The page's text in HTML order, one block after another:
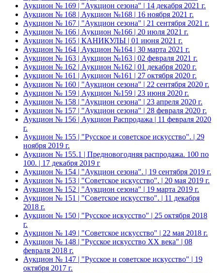
Аукцион № 169 | "Аукцион сезона" | 14 декабря 2021 г.
Аукцион № 168 | Аукцион №168 | 16 ноября 2021 г.
Аукцион № 167 | "Аукцион сезона" | 21 сентября 2021 г.
Аукцион № 166 | Аукцион №166 | 20 июля 2021 г.
Аукцион № 165 | КАНИКУЛЫ | 01 июня 2021 г.
Аукцион № 164 | Аукцион №164 | 30 марта 2021 г.
Аукцион № 163 | Аукцион №163 | 02 февраля 2021 г.
Аукцион № 162 | Аукцион №162 | 01 декабря 2020 г.
Аукцион № 161 | Аукцион №161 | 27 октября 2020 г.
Аукцион № 160 | "Аукцион сезона" | 22 сентября 2020 г.
Аукцион № 159 | Аукцион №159 | 23 июня 2020 г.
Аукцион № 158 | "Аукцион сезона" | 23 апреля 2020 г.
Аукцион № 157 | "Аукцион сезона" | 28 февраля 2020 г.
Аукцион № 156 | Аукцион Распродажа | 11 февраля 2020
г.
Аукцион № 155 | "Русское и советское искусство". | 29
ноября 2019 г.
Аукцион № 155.1 | Предновогодняя распродажа. 100 по
100. | 17 декабря 2019 г
Аукцион № 154 | "Аукцион сезона". | 19 сентября 2019 г.
Аукцион № 153 | "Советское искусство". | 20 мая 2019 г.
Аукцион № 152 | "Аукцион сезона" | 19 марта 2019 г.
Аукцион № 151 | "Советское искусство". | 11 декабря
2018 г.
Аукцион № 150 | "Русское искусство" | 25 октября 2018
г.
Аукцион № 149 | "Советское искусство" | 22 мая 2018 г.
Аукцион № 148 | "Русское искусство ХХ века" | 08
февраля 2018 г.
Аукцион № 147 | "Русское и советское искусство" | 19
октября 2017 г.